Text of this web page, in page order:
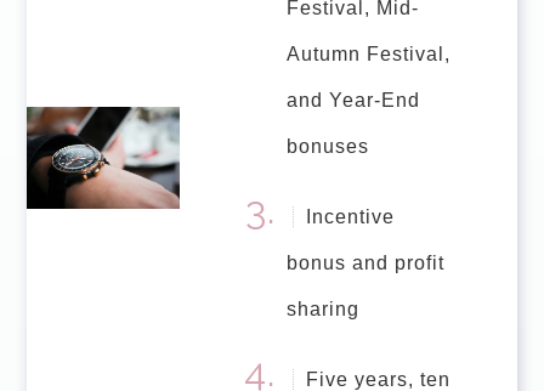
Festival, Mid-
Autumn Festival,
and Year-End
bonuses
Incentive
bonus and profit
sharing
Five years, ten